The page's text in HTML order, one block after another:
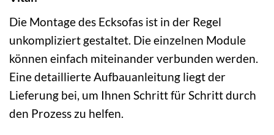
Die Montage des Ecksofas ist in der Regel
unkompliziert gestaltet. Die einzelnen Module
können einfach miteinander verbunden werden.
Eine detaillierte Aufbauanleitung liegt der
Lieferung bei, um Ihnen Schritt für Schritt durch
den Prozess zu helfen.